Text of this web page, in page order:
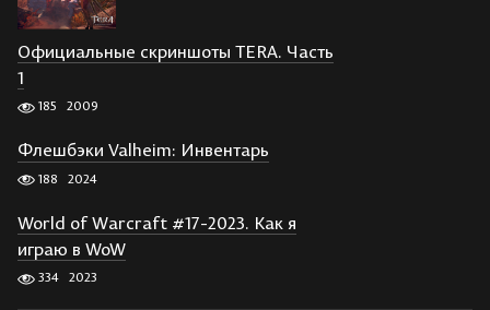
Официальные скриншоты TERA. Часть
1
185 2009
Флешбэки Valheim: Инвентарь
188 2024
World of Warcraft #17-2023. Как я
играю в WoW
334 2023